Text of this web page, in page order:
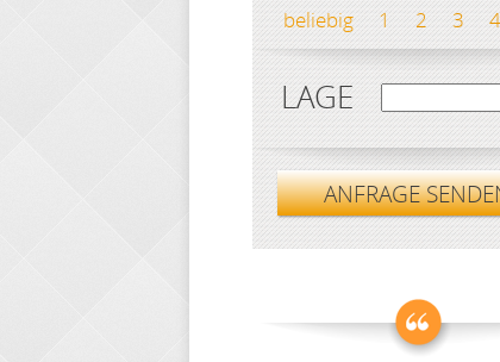
beliebig 1 2 3 4
LAGE
ANFRAGE